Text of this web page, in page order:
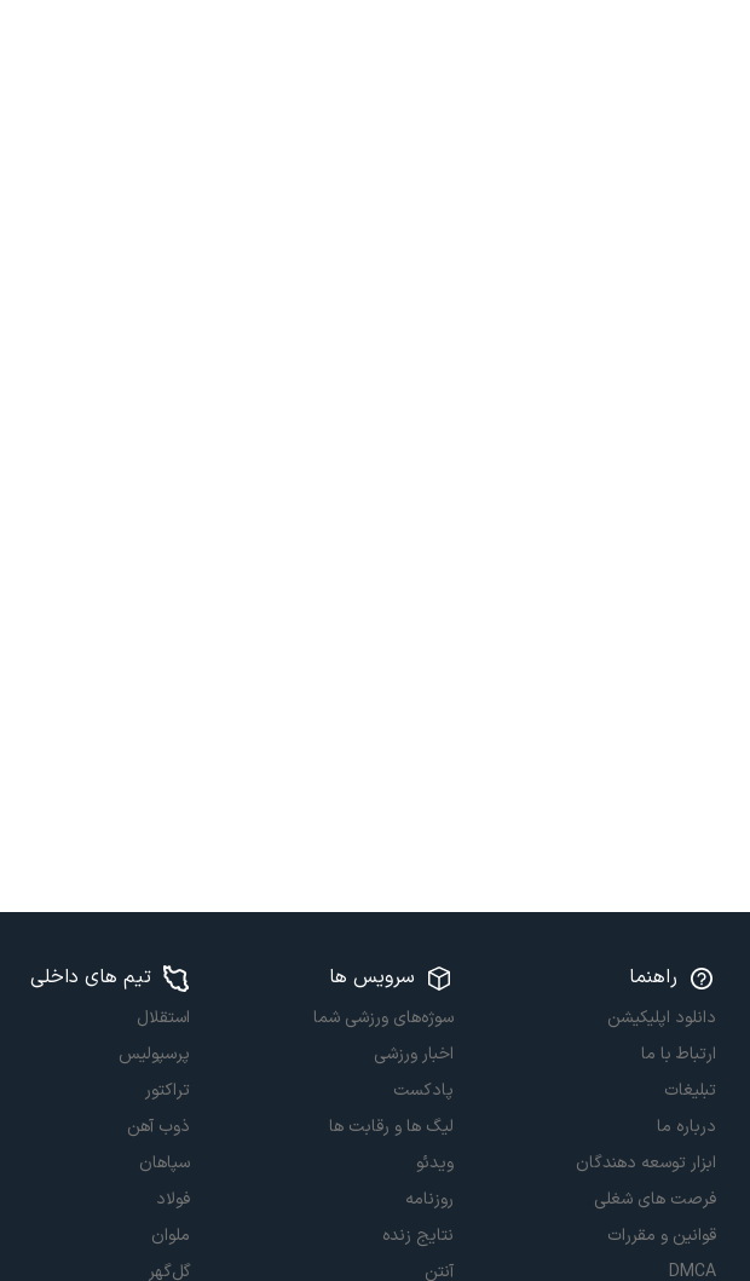
راهنما
دانلود اپلیکیشن
ارتباط با ما
تبلیغات
درباره ما
ابزار توسعه دهندگان
فرصت های شغلی
قوانین و مقررات
DMCA
سرویس ها
سوژه‌های ورزشی شما
اخبار ورزشی
پادکست
لیگ ها و رقابت ها
ویدئو
روزنامه
نتایج زنده
آنتن
تیم های داخلی
استقلال
پرسپولیس
تراکتور
ذوب آهن
سپاهان
فولاد
ملوان
گل‌گهر